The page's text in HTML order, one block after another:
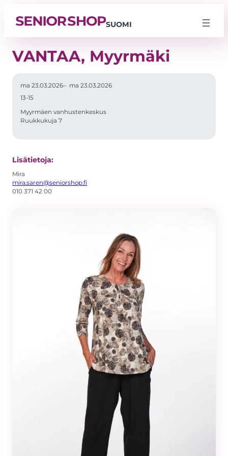
SUOMI
VANTAA, Myyrmäki
ma 23.03.2026– ma 23.03.2026
13-15
Myyrmäen vanhustenkeskus
Ruukkukuja 7
Lisätietoja:
Mira
mira.saren@seniorshop.fi
010 371 42 00
Tilastot
Voidaksemme
parantaa
sivuston
toiminnallisuutta
ja rakennetta sen
perusteella
kuinka sitä
käytetään.
Kokemus
Jotta sivustomme
toimisi
mahdollisimman
hyvin vierailusi
aikana. Jos et salli
näitä evästeitä, osa
toiminnallisuudesta
ei tule olemaan
käytettävissäsi
sivustolla.
Jos jaat huomiosi